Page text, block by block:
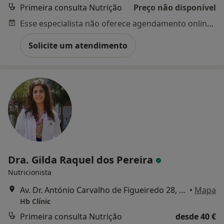
Primeira consulta Nutrição
Preço não disponível
Esse especialista não oferece agendamento online para esse endereço.
Solicite um atendimento
Dra. Gilda Raquel dos Pereira
Nutricionista
Av. Dr. António Carvalho de Figueiredo 28, Loures • Mapa
Hb Clínic
Primeira consulta Nutrição
desde 40 €